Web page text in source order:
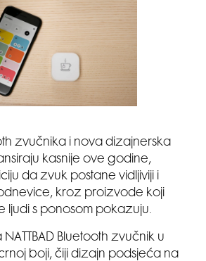
zvučnika i nova dizajnerska
kasnije ove godine,
da zvuk postane vidljiviji i
kroz proizvode koji
ljudi s ponosom pokazuju.
NATTBAD Bluetooth zvučnik u
boji, čiji dizajn podsjeća na